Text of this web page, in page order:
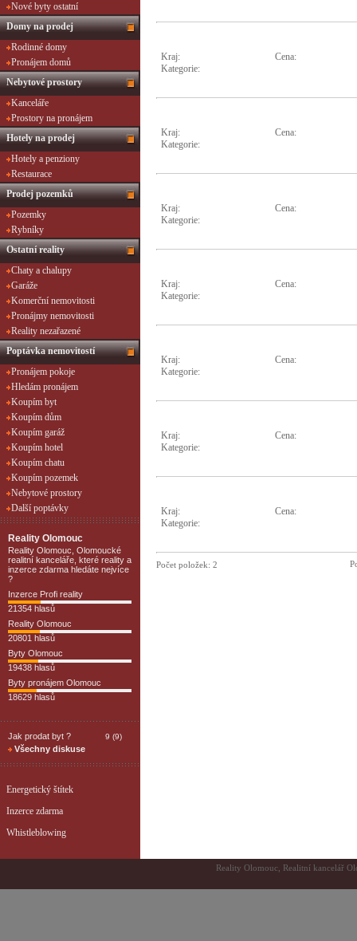
Nové byty ostatní
Domy na prodej
Rodinné domy
Pronájem domů
Nebytové prostory
Kanceláře
Prostory na pronájem
Hotely na prodej
Hotely a penziony
Restaurace
Prodej pozemků
Pozemky
Rybníky
Ostatní reality
Chaty a chalupy
Garáže
Komerční nemovitosti
Pronájmy nemovitosti
Reality nezařazené
Poptávka nemovitostí
Pronájem pokoje
Hledám pronájem
Koupím byt
Koupím dům
Koupím garáž
Koupím hotel
Koupím chatu
Koupím pozemek
Nebytové prostory
Další poptávky
Reality Olomouc
Reality Olomouc, Olomoucké
realitní kanceláře, které reality a
inzerce zdarma hledáte nejvíce
?
Inzerce Profi reality
21354 hlasů
Reality Olomouc
20801 hlasů
Byty Olomouc
19438 hlasů
Byty pronájem Olomouc
18629 hlasů
Jak prodat byt ? 9 (9)
Všechny diskuse
Energetický štítek
Inzerce zdarma
Whistleblowing
Kraj:
Cena:
Kategorie:
Kraj:
Cena:
Kategorie:
Kraj:
Cena:
Kategorie:
Kraj:
Cena:
Kategorie:
Kraj:
Cena:
Kategorie:
Kraj:
Cena:
Kategorie:
Kraj:
Cena:
Kategorie:
Počet položek: 2
Reality Olomouc, Realitní kancelář